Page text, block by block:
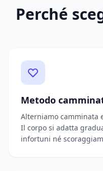
Perché
Metodo
Alterniamo camminata
Il corpo si adatta
infortuni né